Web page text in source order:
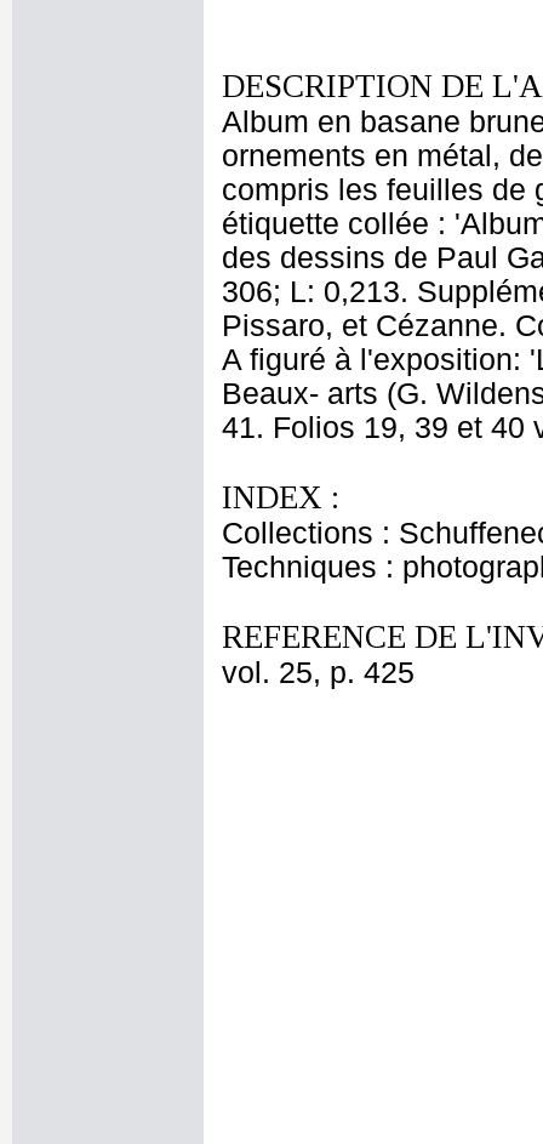
DESCRIPTION DE
Album en basane
ornements en métal,
compris les feuilles de
étiquette collée :
des dessins de Paul
306; L: 0,213.
Pissaro, et Cézanne.
A figuré à l'exposition:
Beaux- arts (G.
41. Folios 19, 39 et 40
INDEX :
Collections :
Techniques :
REFERENCE DE
vol. 25, p. 425